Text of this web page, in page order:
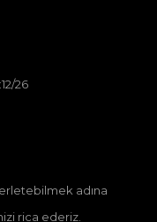
26
adına
rica ederiz.